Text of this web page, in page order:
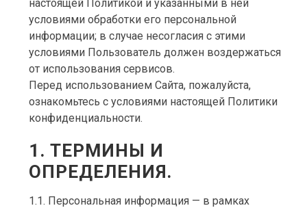
настоящей Политикой и указанными в ней
условиями обработки его персональной
информации; в случае несогласия с этими
условиями Пользователь должен воздержаться
от использования сервисов.
Перед использованием Сайта, пожалуйста,
ознакомьтесь с условиями настоящей Политики
конфиденциальности.
1. ТЕРМИНЫ И
ОПРЕДЕЛЕНИЯ.
1.1. Персональная информация — в рамках